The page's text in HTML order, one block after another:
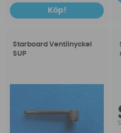
Köp!
Starboard Ventilnyckel
SUP